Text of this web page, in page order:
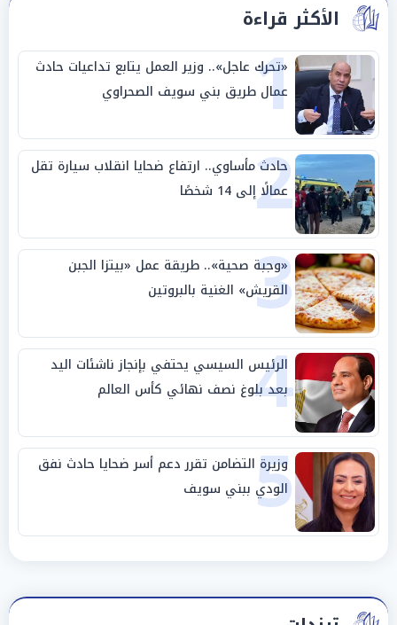
الأكثر قراءة
1
«تحرك عاجل».. وزير العمل يتابع تداعيات حادث
عمال طريق بني سويف الصحراوي
2
حادث مأساوي.. ارتفاع ضحايا انقلاب سيارة تقل
عمالًا إلى 14 شخصًا
3
«وجبة صحية».. طريقة عمل «بيتزا الجبن
القريش» الغنية بالبروتين
4
الرئيس السيسي يحتفي بإنجاز ناشئات اليد
بعد بلوغ نصف نهائي كأس العالم
5
وزيرة التضامن تقرر دعم أسر ضحايا حادث نفق
الودي ببني سويف